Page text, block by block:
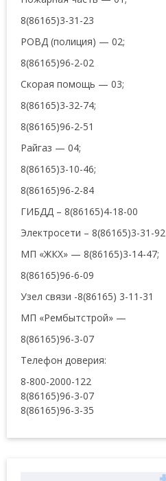
8(86165)3-31-23
РОВД (полиция) — 02;
8(86165)96-2-02
Скорая помощь — 03;
8(86165)3-32-74;
8(86165)96-2-51
Райгаз — 04;
8(86165)3-10-46;
8(86165)96-2-84
ГИБДД – 8(86165)4-18-00
Электросети – 8(86165)3-31-92
МП «ЖКХ» — 8(86165)3-14-47;
8(86165)96-6-09
Узел связи -8(86165) 3-11-31
МП «Рембытстрой» —
8(86165)96-3-07
Телефон доверия:
8-800-2000-122
8(86165)96-3-07
8(86165)96-3-35